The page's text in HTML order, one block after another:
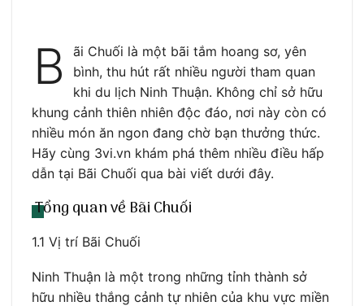
B
ãi Chuối là một bãi tắm hoang sơ, yên
bình, thu hút rất nhiều người tham quan
khi du lịch Ninh Thuận. Không chỉ sở hữu
khung cảnh thiên nhiên độc đáo, nơi này còn có
nhiều món ăn ngon đang chờ bạn thưởng thức.
Hãy cùng 3vi.vn khám phá thêm nhiều điều hấp
dẫn tại Bãi Chuối qua bài viết dưới đây.
Tổng quan về Bãi Chuối
1.1 Vị trí Bãi Chuối
Ninh Thuận là một trong những tỉnh thành sở
hữu nhiều thắng cảnh tự nhiên của khu vực miền